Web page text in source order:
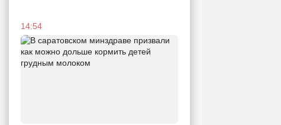
14:54